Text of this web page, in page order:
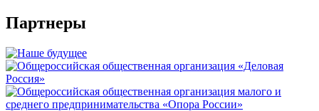
Партнеры